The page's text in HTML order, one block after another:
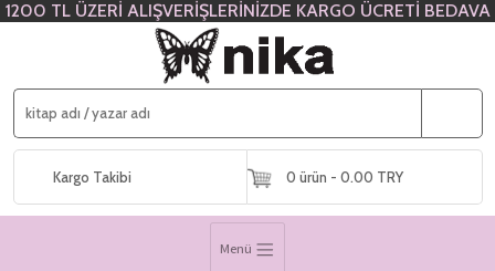
1200 TL ÜZERİ ALIŞVERİŞLERİNİZDE KARGO ÜCRETİ BEDAVA
Kargo Takibi 0 ürün - 0.00 TRY
Menü